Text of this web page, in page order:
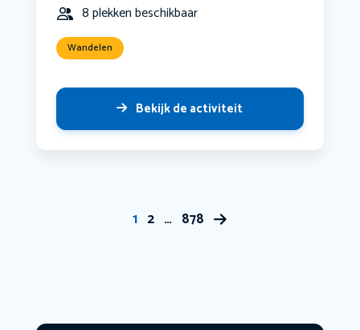
8 plekken beschikbaar
Wandelen
Bekijk de activiteit
1 2 … 878